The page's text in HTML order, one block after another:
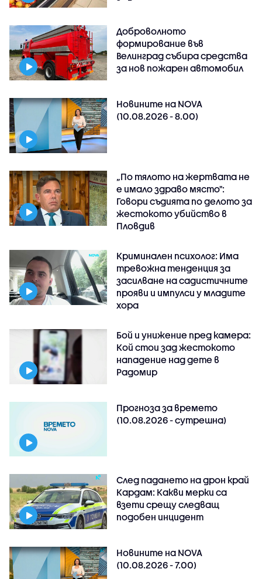
Доброволното
формирование във
Велинград събира средства
за нов пожарен автомобил
Новините на NOVA
(10.08.2026 - 8.00)
„По тялото на жертвата не
е имало здраво място":
Говори съдията по делото за
жестокото убийство в
Пловдив
Криминален психолог: Има
тревожна тенденция за
засилване на садистичните
прояви и импулси у младите
хора
Бой и унижение пред камера:
Кой стои зад жестокото
нападение над дете в
Радомир
Прогноза за времето
(10.08.2026 - сутрешна)
След падането на дрон край
Кардам: Какви мерки са
взети срещу следващ
подобен инцидент
Новините на NOVA
(10.08.2026 - 7.00)